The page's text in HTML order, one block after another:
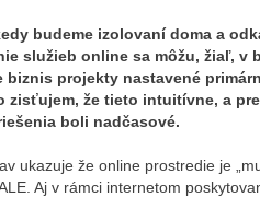
budeme izolovaní doma a
služieb online sa môžu, žiaľ,
biznis projekty nastavené
zisťujem, že tieto intuitívne, a
boli nadčasové.
ukazuje že online prostredie je
Aj v rámci internetom